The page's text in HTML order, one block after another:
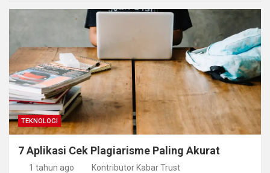
TEKNOLOGI
7 Aplikasi Cek Plagiarisme Paling Akurat
1 tahun ago Kontributor Kabar Trust